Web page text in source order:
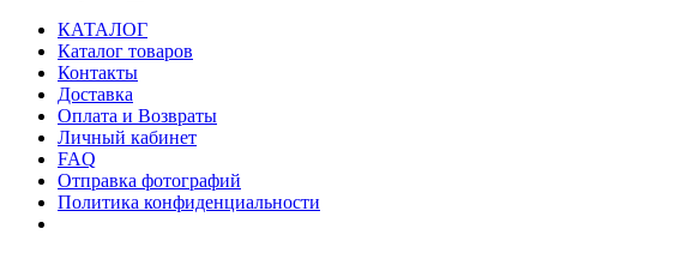
КАТАЛОГ
Каталог товаров
Контакты
Доставка
Оплата и Возвраты
Личный кабинет
FAQ
Отправка фотографий
Политика конфиденциальности